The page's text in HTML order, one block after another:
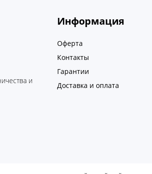
и
Информация
Оферта
Контакты
Гарантии
Доставка и оплата